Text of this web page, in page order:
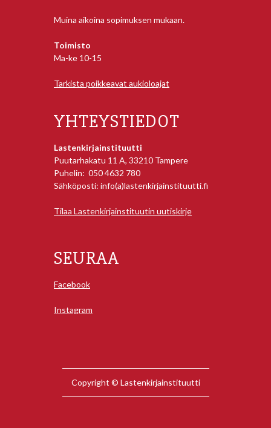
Muina aikoina sopimuksen mukaan.
Toimisto
Ma-ke 10-15
Tarkista poikkeavat aukioloajat
YHTEYSTIEDOT
Lastenkirjainstituutti
Puutarhakatu 11 A, 33210 Tampere
Puhelin: 050 4632 780
Sähköposti: info(a)lastenkirjainstituutti.fi
Tilaa Lastenkirjainstituutin uutiskirje
SEURAA
Facebook
Instagram
Copyright © Lastenkirjainstituutti